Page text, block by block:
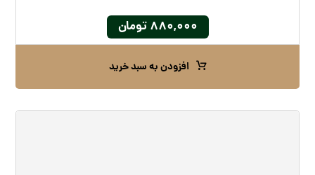
۸۸۰,۰۰۰ تومان
افزودن به سبد خرید